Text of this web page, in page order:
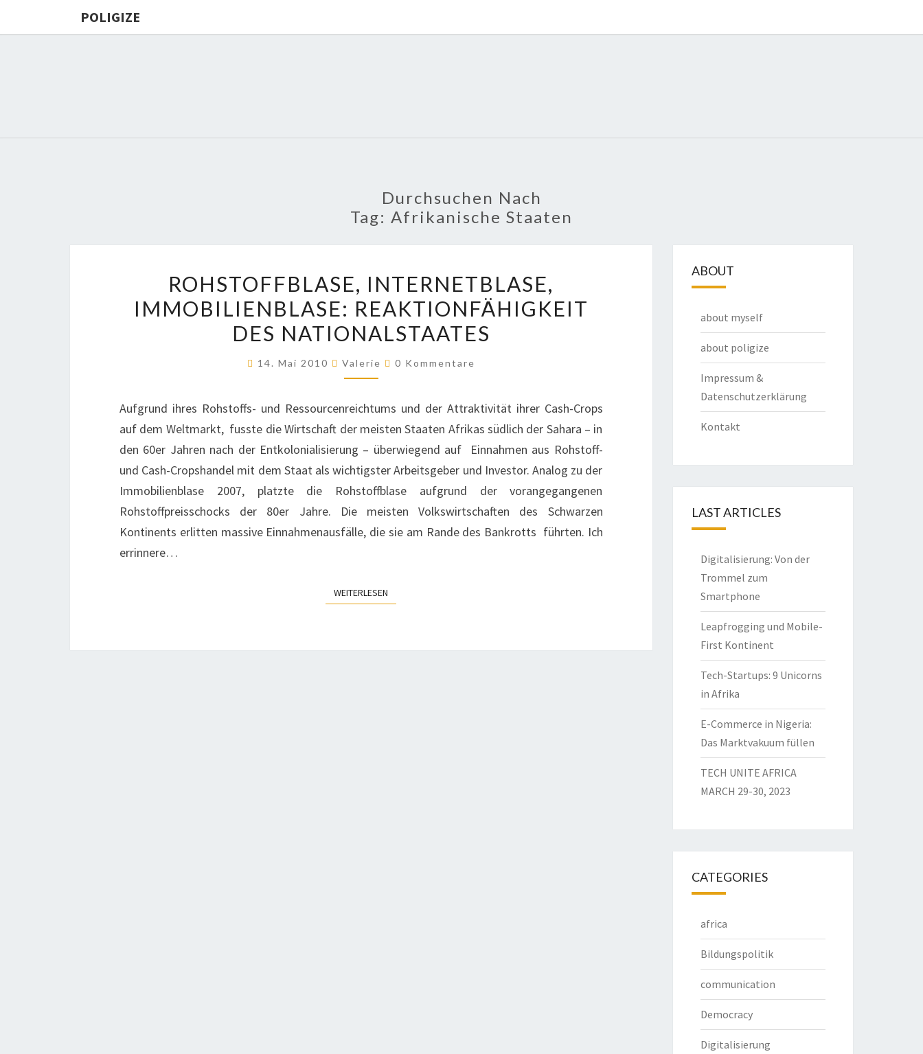
POLIGIZE
Durchsuchen Nach
Tag: Afrikanische Staaten
INTERNETBLASE,
IMMOBILIENBLASE:
REAKTIONFÄHIGKEIT
NATIONALSTAATES
ROHSTOFFBLASE, INTERNETBLASE,
IMMOBILIENBLASE: REAKTIONFÄHIGKEIT
DES NATIONALSTAATES
14. Mai 2010 Valerie Kommentare
0 Kommentare
Aufgrund ihres Rohstoffs- und Ressourcenreichtums und der Attraktivität ihrer Cash-Crops
auf dem Weltmarkt, fusste die Wirtschaft der meisten Staaten Afrikas südlich der Sahara – in
den 60er Jahren nach der Entkolonialisierung – überwiegend auf Einnahmen aus Rohstoff-
und Cash-Cropshandel mit dem Staat als wichtigster Arbeitsgeber und Investor. Analog zu der
Immobilienblase 2007, platzte die Rohstoffblase aufgrund der vorangegangenen
Rohstoffpreisschocks der 80er Jahre. Die meisten Volkswirtschaften des Schwarzen
Kontinents erlitten massive Einnahmenausfälle, die sie am Rande des Bankrotts führten. Ich
errinnere…
WEITERLESEN
ABOUT
about myself
about poligize
Impressum &
Datenschutzerklärung
Kontakt
LAST ARTICLES
Digitalisierung: Von der
Trommel zum
Smartphone
Leapfrogging und Mobile-
First Kontinent
Tech-Startups: 9 Unicorns
in Afrika
E-Commerce in Nigeria:
Das Marktvakuum füllen
TECH UNITE AFRICA
MARCH 29-30, 2023
CATEGORIES
africa
Bildungspolitik
communication
Democracy
Digitalisierung